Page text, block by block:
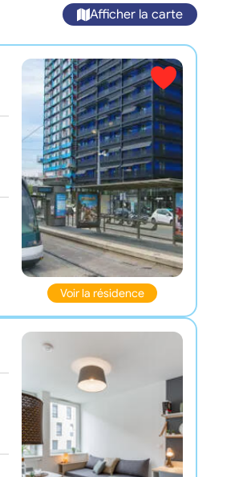
Afficher la carte
Voir la résidence